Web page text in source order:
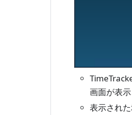
画面が表示
表示され